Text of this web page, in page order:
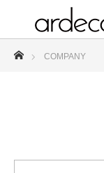
ホーム
COMPANY